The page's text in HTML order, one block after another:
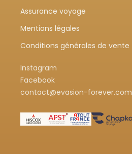
Assurance voyage
Mentions légales
Conditions générales de vente
Instagram
Facebook
contact@evasion-forever.com